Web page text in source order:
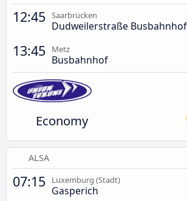
12:45 Saarbrücken
Dudweilerstraße Busbahnhof
13:45 Metz
Busbahnhof
Economy
ALSA
07:15 Luxemburg (Stadt)
Gasperich